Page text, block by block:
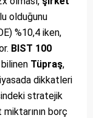
olduğunu
%10,4 iken,
BIST 100
Tüpraş,
dikkatleri
stratejik
borç